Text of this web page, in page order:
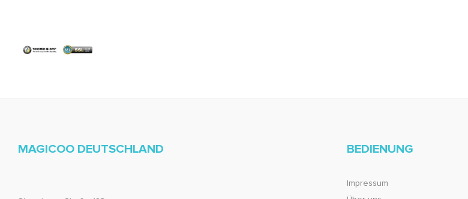
MAGICOO DEUTSCHLAND BEDIENUNG
Impressum